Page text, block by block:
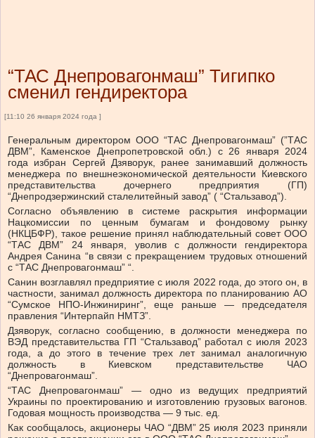
“ТАС Днепровагонмаш” Тигипко
сменил гендиректора
[11:10 26 января 2024 года ]
Генеральным директором ООО “ТАС Днепровагонмаш” (”ТАС
ДВМ”, Каменское Днепропетровской обл.) с 26 января 2024
года избран Сергей Дзяворук, ранее занимавший должность
менеджера по внешнеэкономической деятельности Киевского
представительства дочернего предприятия (ГП)
“Днепродзержинский сталелитейный завод” ( “Стальзавод”).
Согласно объявлению в системе раскрытия информации
Нацкомиссии по ценным бумагам и фондовому рынку
(НКЦБФР), такое решение принял наблюдательный совет ООО
“ТАС ДВМ” 24 января, уволив с должности гендиректора
Андрея Санина “в связи с прекращением трудовых отношений
с “ТАС Днепровагонмаш” “.
Санин возглавлял предприятие с июля 2022 года, до этого он, в
частности, занимал должность директора по планированию АО
“Сумское НПО-Инжиниринг”, еще раньше — председателя
правления “Интерпайп НМТЗ”.
Дзяворук, согласно сообщению, в должности менеджера по
ВЭД представительства ГП “Стальзавод” работал с июля 2023
года, а до этого в течение трех лет занимал аналогичную
должность в Киевском представительстве ЧАО
“Днепровагонмаш”.
“ТАС Днепровагонмаш” — одно из ведущих предприятий
Украины по проектированию и изготовлению грузовых вагонов.
Годовая мощность производства — 9 тыс. ед.
Как сообщалось, акционеры ЧАО “ДВМ” 25 июля 2023 приняли